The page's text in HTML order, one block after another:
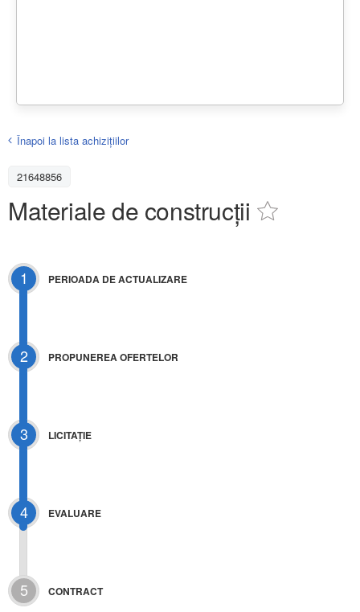
Înapoi la lista achiziţiilor
21648856
Materiale de construcții
1 PERIOADA DE ACTUALIZARE
2 PROPUNEREA OFERTELOR
3 LICITAŢIE
4 EVALUARE
5 CONTRACT